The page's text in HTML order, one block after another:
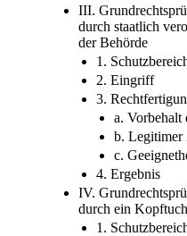
III.
durch staatlich
der Behörde
1.
2. Eingriff
3.
a. Vorbehalt
b. Legitimer
c.
4. Ergebnis
IV.
durch ein
1.